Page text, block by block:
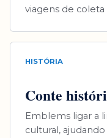
viagens de coleta
HISTÓRIA
Conte
Emblems ligar a
cultural,